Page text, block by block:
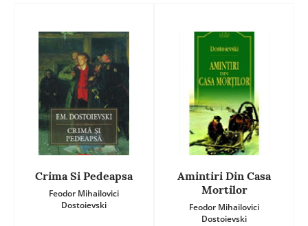
Crima Si Pedeapsa
Feodor Mihailovici
Dostoievski
Amintiri Din Casa
Mortilor
Feodor Mihailovici
Dostoievski